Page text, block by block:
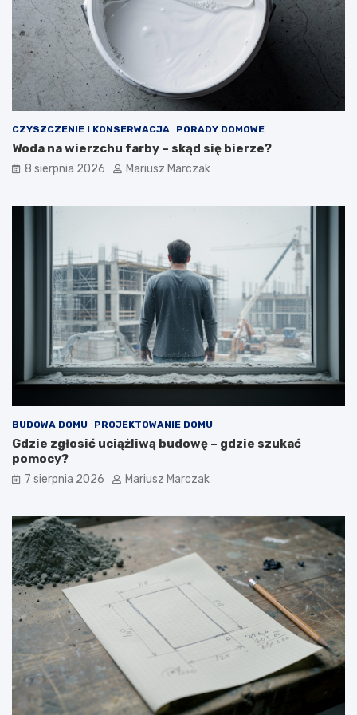
j
a
k
t
o
z
b
i
ć
a
k
d
o
t
e
g
p
o
d
ś
CZYSZCZENIE I KONSERWACJA PORADY DOMOWE
Woda na wierzchu farby – skąd się bierze?
8 sierpnia 2026 Mariusz Marczak
BUDOWA DOMU PROJEKTOWANIE DOMU
Gdzie zgłosić uciążliwą budowę – gdzie szukać
pomocy?
7 sierpnia 2026 Mariusz Marczak